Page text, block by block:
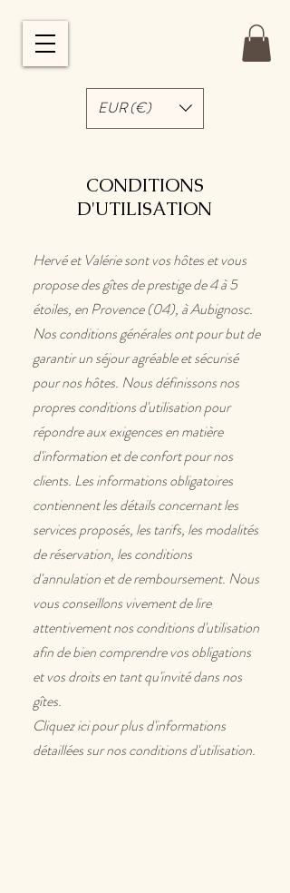
EUR (€)
CONDITIONS
D'UTILISATION
Hervé et Valérie sont vos hôtes et vous
propose des gîtes de prestige de 4 à 5
étoiles, en Provence (04), à Aubignosc.
Nos conditions générales ont pour but de
garantir un séjour agréable et sécurisé
pour nos hôtes. Nous définissons nos
propres conditions d'utilisation pour
répondre aux exigences en matière
d'information et de confort pour nos
clients. Les informations obligatoires
contiennent les détails concernant les
services proposés, les tarifs, les modalités
de réservation, les conditions
d'annulation et de remboursement. Nous
vous conseillons vivement de lire
attentivement nos conditions d'utilisation
afin de bien comprendre vos obligations
et vos droits en tant qu'invité dans nos
gîtes.
Cliquez ici pour plus d'informations
détaillées sur nos conditions d'utilisation.